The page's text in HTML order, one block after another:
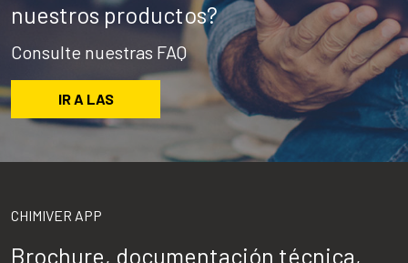
nuestros productos?
Consulte nuestras FAQ
IR A LAS
CHIMIVER APP
Brochure, documentación técnica,